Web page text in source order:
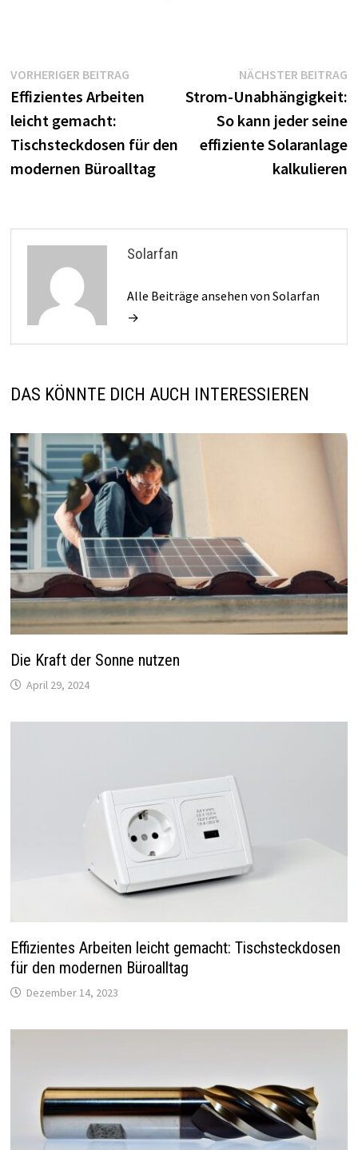
Beitragsnavigation
VORHERIGER BEITRAGVorheriger
Beitrag:
Effizientes Arbeiten
leicht gemacht:
Tischsteckdosen für den
modernen Büroalltag
NÄCHSTER BEITRAG
Strom-Unabhängigkeit:
So kann jeder seine
effiziente Solaranlage
kalkulieren
Solarfan
Alle Beiträge ansehen von Solarfan
→
DAS KÖNNTE DICH AUCH INTERESSIEREN
Die Kraft der Sonne nutzen
April 29, 2024
Effizientes Arbeiten leicht gemacht: Tischsteckdosen
für den modernen Büroalltag
Dezember 14, 2023